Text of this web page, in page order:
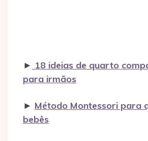
► 18 ideias de quarto
para irmãos
► Método Montessori para
bebês